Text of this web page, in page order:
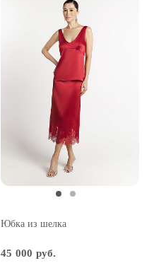
Юбка из шелка
45 000 руб.